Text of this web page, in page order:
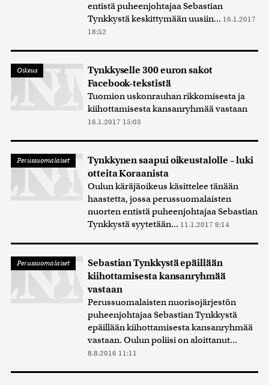
entistä puheenjohtajaa Sebastian
Tynkkystä keskittymään uusiin... 16.1.2017
18:52
Oikeus
Tynkkyselle 300 euron sakot
Facebook-tekstistä
Tuomion uskonrauhan rikkomisesta ja
kiihottamisesta kansanryhmää vastaan
16.1.2017 15:03
Perussuomalaiset
Tynkkynen saapui oikeustalolle – luki
otteita Koraanista
Oulun käräjäoikeus käsittelee tänään
haastetta, jossa perussuomalaisten
nuorten entistä puheenjohtajaa Sebastian
Tynkkystä syytetään... 11.1.2017 9:14
Perussuomalaiset
Sebastian Tynkkystä epäillään
kiihottamisesta kansanryhmää
vastaan
Perussuomalaisten nuorisojärjestön
puheenjohtajaa Sebastian Tynkkystä
epäillään kiihottamisesta kansanryhmää
vastaan. Oulun poliisi on aloittanut...
8.8.2016 11:11